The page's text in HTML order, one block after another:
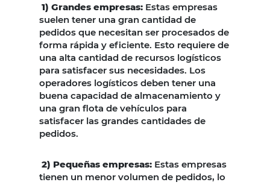
1) Grandes empresas: Estas empresas
suelen tener una gran cantidad de
pedidos que necesitan ser procesados de
forma rápida y eficiente. Esto requiere de
una alta cantidad de recursos logísticos
para satisfacer sus necesidades. Los
operadores logísticos deben tener una
buena capacidad de almacenamiento y
una gran flota de vehículos para
satisfacer las grandes cantidades de
pedidos.
2) Pequeñas empresas: Estas empresas
tienen un menor volumen de pedidos, lo